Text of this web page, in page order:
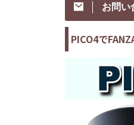
お問い
PICO4で